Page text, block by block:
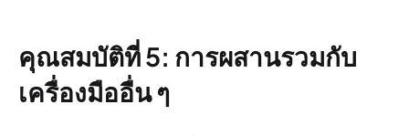
คุณสมบัติที่ 5: การผสานรวมกับ
เครื่องมืออื่น ๆ